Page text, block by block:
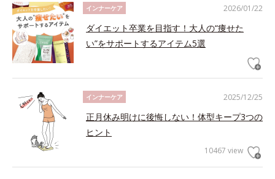
2026/01/22
インナーケア
ダイエット卒業を目指す！大人の“痩せた
い”をサポートするアイテム5選
2025/12/25
インナーケア
正月休み明けに後悔しない！体型キープ3つの
ヒント
10467 view